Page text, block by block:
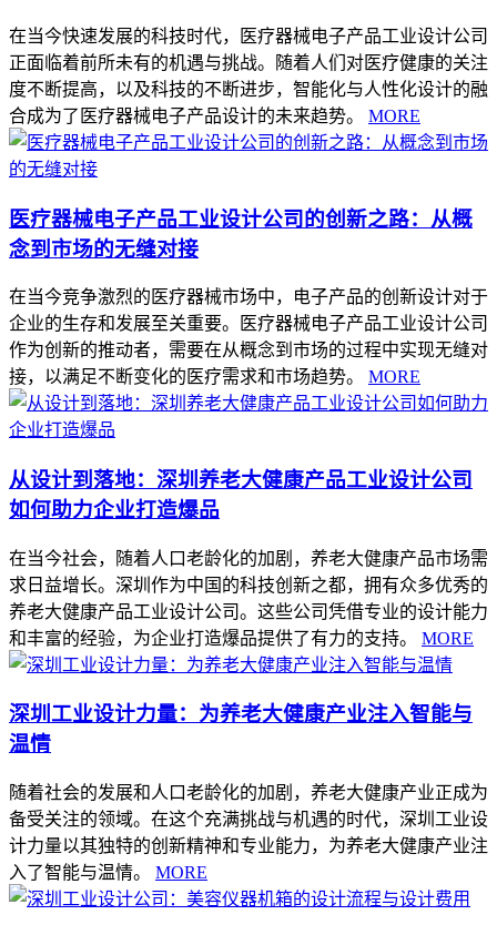
在当今快速发展的科技时代，医疗器械电子产品工业设计公司
正面临着前所未有的机遇与挑战。随着人们对医疗健康的关注
度不断提高，以及科技的不断进步，智能化与人性化设计的融
合成为了医疗器械电子产品设计的未来趋势。
MORE
医疗器械电子产品工业设计公司的创新之路：从概
念到市场的无缝对接
在当今竞争激烈的医疗器械市场中，电子产品的创新设计对于
企业的生存和发展至关重要。医疗器械电子产品工业设计公司
作为创新的推动者，需要在从概念到市场的过程中实现无缝对
接，以满足不断变化的医疗需求和市场趋势。
MORE
从设计到落地：深圳养老大健康产品工业设计公司
如何助力企业打造爆品
在当今社会，随着人口老龄化的加剧，养老大健康产品市场需
求日益增长。深圳作为中国的科技创新之都，拥有众多优秀的
养老大健康产品工业设计公司。这些公司凭借专业的设计能力
和丰富的经验，为企业打造爆品提供了有力的支持。
MORE
深圳工业设计力量：为养老大健康产业注入智能与
温情
随着社会的发展和人口老龄化的加剧，养老大健康产业正成为
备受关注的领域。在这个充满挑战与机遇的时代，深圳工业设
计力量以其独特的创新精神和专业能力，为养老大健康产业注
入了智能与温情。
MORE